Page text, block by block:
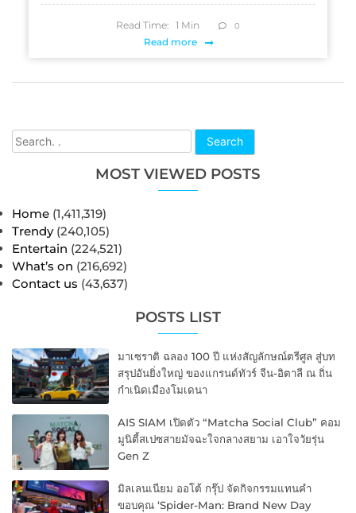
Search
MOST VIEWED POSTS
Home (1,411,319)
Trendy (240,105)
Entertain (224,521)
What’s on (216,692)
Contact us (43,637)
POSTS LIST
มาเซราติ ฉลอง 100 ปี แห่งสัญลักษณ์ตรีศูล สู่บท
สรุปอันยิ่งใหญ่ ของแกรนด์ทัวร์ จีน-อิตาลี ณ ถิ่น
กำเนิดเมืองโมเดนา
AIS SIAM เปิดตัว “Matcha Social Club” คอม
มูนิตี้สเปซสายมัจฉะใจกลางสยาม เอาใจวัยรุ่น
Gen Z
มิลเลนเนียม ออโต้ กรุ๊ป จัดกิจกรรมแทนคำ
ขอบคุณ ‘Spider-Man: Brand New Day
Read Time: 1 Min 0
Read more